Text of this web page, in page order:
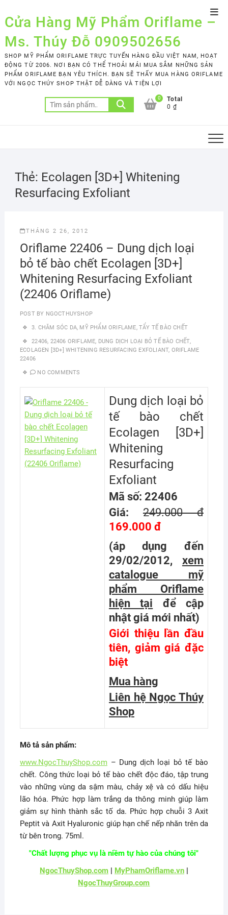
to
content
Cửa Hàng Mỹ Phẩm Oriflame –
Ms. Thúy Đỗ 0909502656
SHOP MỸ PHẨM ORIFLAME TRỰC TUYẾN HÀNG ĐẦU VIỆT NAM, HOẠT
ĐỘNG TỪ 2006. NƠI BẠN CÓ THỂ THOẢI MÁI MUA SẮM NHỮNG SẢN
PHẨM ORIFLAME BẠN YÊU THÍCH. BẠN SẼ THẤY MUA HÀNG ORIFLAME
VỚI NGỌC THÚY SHOP THẬT DỄ DÀNG VÀ TIỆN LỢI
Tìm
kiếm:
0
Total
0 ₫
Thẻ: Ecolagen [3D+] Whitening
Resurfacing Exfoliant
THÁNG 2 26, 2012
Oriflame 22406 – Dung dịch loại
bỏ tế bào chết Ecolagen [3D+]
Whitening Resurfacing Exfoliant
(22406 Oriflame)
POST BY NGOCTHUYSHOP
3. CHĂM SÓC DA, MỸ PHẨM ORIFLAME, TẨY TẾ BÀO CHẾT
22406, 22406 ORIFLAME, DUNG DỊCH LOẠI BỎ TẾ BÀO CHẾT,
ECOLAGEN [3D+] WHITENING RESURFACING EXFOLIANT, ORIFLAME
22406
NO COMMENTS
Dung dịch loại bỏ
tế bào chết
Ecolagen [3D+]
Whitening
Resurfacing
Exfoliant
Mã số: 22406
Giá: 249.000 đ
169.000 đ
(áp dụng đến
29/02/2012, xem
catalogue mỹ
phẩm Oriflame
hiện tại
để cập
nhật giá mới nhất)
Giới thiệu lần đầu
tiên, giảm giá đặc
biệt
Mua hàng
Liên hệ Ngọc Thúy
Shop
Mô tả sản phẩm:
www.NgocThuyShop.com– Dung dịch loại bỏ tế bào
chết. Công thức loại bỏ tế bào chết độc đáo, tập trung
vào những vùng da sậm màu, chảy xệ và có dấu hiệu
lão hóa. Phức hợp làm trắng da thông minh giúp làm
giảm sự hình thành sắc tố da. Phức hợp chuỗi 3 Axit
Peptit và Axit Hyaluronic giúp hạn chế nếp nhăn trên da
từ bên trong. 75ml.
"Chất lượng phục vụ là niềm tự hào của chúng tôi"
NgocThuyShop.com| MyPhamOriflame.vn|
NgocThuyGroup.com